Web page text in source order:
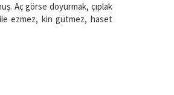
Aç görse doyurmak, çıplak
ezmez, kin gütmez, haset